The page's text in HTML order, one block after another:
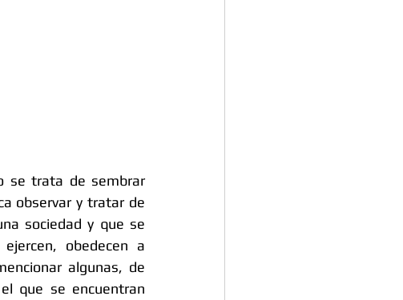
se trata de sembrar
observar y tratar de
sociedad y que se
obedecen a
algunas, de
que se encuentran